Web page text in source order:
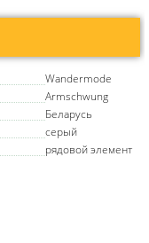
Wandermode
Armschwung
Беларусь
серый
рядовой элемент